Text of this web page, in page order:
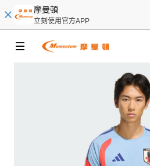
摩曼頓
立刻使用官方APP